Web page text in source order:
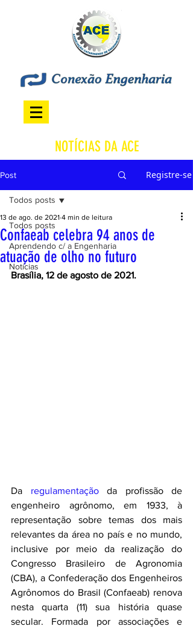
NOTÍCIAS DA ACE
Post Registre-se
Todos posts
Aprendendo c/ a Engenharia
Notícias
Todos posts
Confaeab celebra 94 anos de
atuação de olho no futuro
13 de ago. de 2021 4 min de leitura
Brasília, 12 de agosto de 2021.
Da regulamentação da profissão de
engenheiro agrônomo, em 1933, à
representação sobre temas dos mais
relevantes da área no país e no mundo,
inclusive por meio da realização do
Congresso Brasileiro de Agronomia
(CBA), a Confederação dos Engenheiros
Agrônomos do Brasil (Confaeab) renova
nesta quarta (11) sua história quase
secular. Formada por associações e